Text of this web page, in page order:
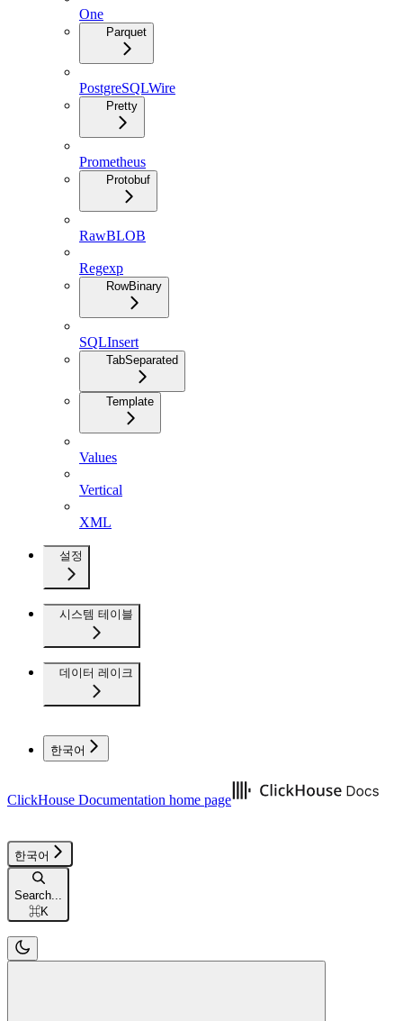
One
Parquet
PostgreSQLWire
Pretty
Prometheus
Protobuf
RawBLOB
Regexp
RowBinary
SQLInsert
TabSeparated
Template
Values
Vertical
XML
설정
시스템 테이블
데이터 레이크
한국어
ClickHouse Documentation home page
한국어
Search...
⌘K